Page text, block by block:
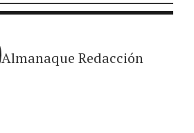
Almanaque Redacción